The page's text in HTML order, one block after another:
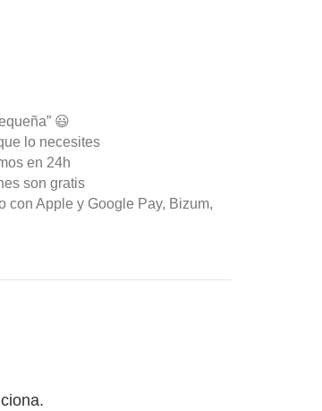
😃
lo necesites
en 24h
son gratis
con Apple y Google Pay, Bizum,